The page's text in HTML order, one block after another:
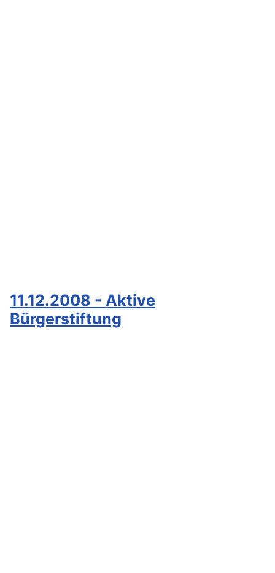
11.12.2008 - Aktive
Bürgerstiftung